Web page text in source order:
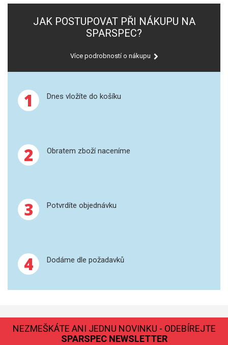
STANDARDNÍ ROZTOKY A RM
UV-VIS FLUO
DETEKTORY HPLC
SPEKTROFOTOMETRY
PŘÍPRAVA VZORKŮ
TLAKOVÉ AUTOKLÁVY
TAVENÍ
LISOVÁNÍ
SPEX MLETÍ
GRAFITOVÉ KELÍMKY
JAK POSTUPOVAT PŘI NÁKUPU NA
SPARSPEC?
Více podrobností o nákupu
1 Dnes vložíte do košíku
2 Obratem zboží naceníme
3 Potvrdíte objednávku
4 Dodáme dle požadavků
NEZMEŠKÁTE ANI JEDNU NOVINKU - ODEBÍREJTE
SPARSPEC NEWSLETTER